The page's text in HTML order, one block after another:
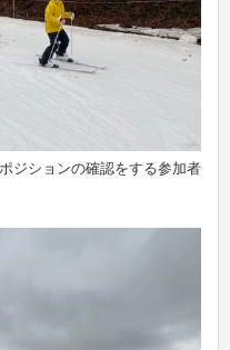
ジションの確認をする参加者